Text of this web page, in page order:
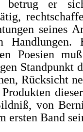
betrug er
seines
Handlungen.
Poesien
Standpunkt
Rücksicht
Produkten
von
ersten Band